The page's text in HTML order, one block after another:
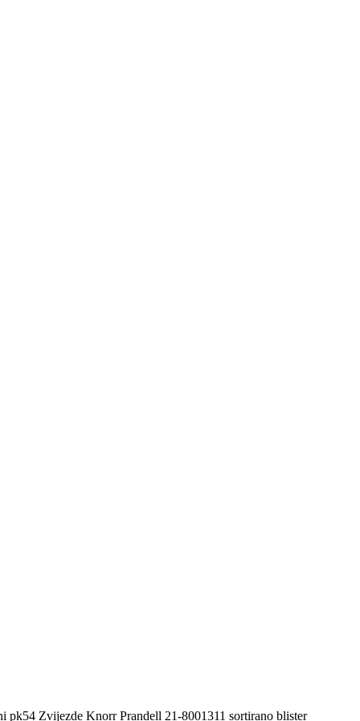
pk54 Zvijezde Knorr Prandell 21-8001311 sortirano blister